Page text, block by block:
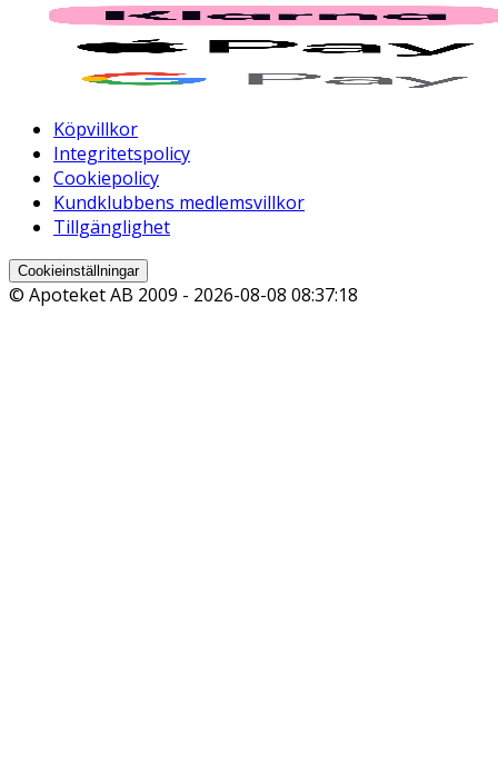
Köpvillkor
Integritetspolicy
Cookiepolicy
Kundklubbens medlemsvillkor
Tillgänglighet
Cookieinställningar
© Apoteket AB 2009 - 2026-08-08 08:37:18